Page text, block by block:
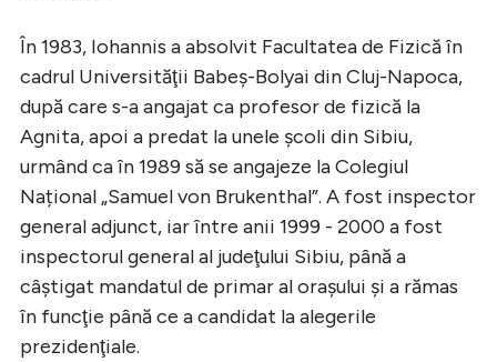
În 1983, Iohannis a absolvit Facultatea de Fizică în
cadrul Universităţii Babeș-Bolyai din Cluj-Napoca,
după care s-a angajat ca profesor de fizică la
Agnita, apoi a predat la unele şcoli din Sibiu,
urmând ca în 1989 să se angajeze la Colegiul
Național „Samuel von Brukenthal”. A fost inspector
general adjunct, iar între anii 1999 - 2000 a fost
inspectorul general al judeţului Sibiu, până a
câştigat mandatul de primar al oraşului şi a rămas
în funcţie până ce a candidat la alegerile
prezidenţiale.